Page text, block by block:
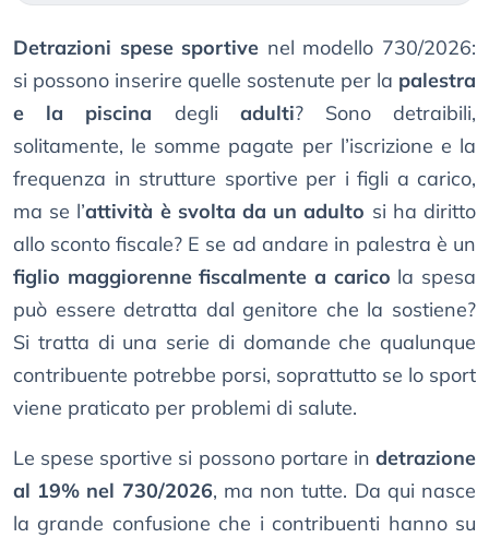
Detrazioni spese sportive nel modello 730/2026:
si possono inserire quelle sostenute per la palestra
e la piscina degli adulti? Sono detraibili,
solitamente, le somme pagate per l’iscrizione e la
frequenza in strutture sportive per i figli a carico,
ma se l’attività è svolta da un adulto si ha diritto
allo sconto fiscale? E se ad andare in palestra è un
figlio maggiorenne fiscalmente a carico la spesa
può essere detratta dal genitore che la sostiene?
Si tratta di una serie di domande che qualunque
contribuente potrebbe porsi, soprattutto se lo sport
viene praticato per problemi di salute.
Le spese sportive si possono portare in detrazione
al 19% nel 730/2026, ma non tutte. Da qui nasce
la grande confusione che i contribuenti hanno su